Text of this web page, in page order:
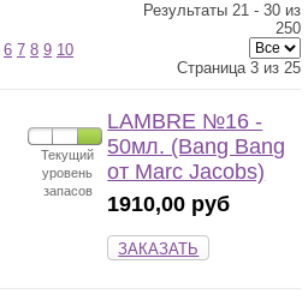
Результаты 21 - 30 из
250
6 7 8 9 10
Страница 3 из 25
Текущий
уровень
запасов
LAMBRE №16 -
50мл. (Bang Bang
от Marc Jacobs)
1910,00 руб
ЗАКАЗАТЬ